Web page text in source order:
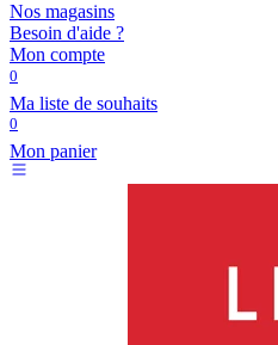
Nos magasins
Besoin d'aide ?
Mon compte
0
Ma liste de souhaits
0
Mon panier